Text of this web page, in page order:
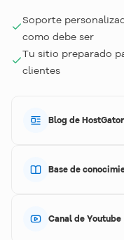
Soporte
como debe ser
Tu sitio preparado
clientes
Blog de HostGator
Base de
Canal de Youtube